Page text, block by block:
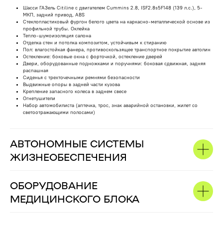
Шасси ГАЗель Citiline с двигателем Cummins 2.8, ISF2.8s5F148 (139 л.с.), 5-
МКП, задний привод, ABS
Стеклопластиковый фургон белого цвета на каркасно-металлической основе из
профильной трубы. Оклейка
Тепло-шумоизоляция салона
Отделка стен и потолка композитом, устойчивым к стиранию
Пол: влагостойкая фанера, противоскользящее транспортное покрытие автолин
Остекление: боковые окна с форточкой, остекление дверей
Двери, оборудованные подножками и поручнями: боковая сдвижная, задняя
распашная
Сиденья с трехточечными ремнями безопасности
Выдвижные опоры в задней части кузова
Крепление запасного колеса в заднем свесе
Огнетушители
Набор автомобилиста (аптечка, трос, знак аварийной остановки, жилет со
светоотражающими полосами)
АВТОНОМНЫЕ СИСТЕМЫ
ЖИЗНЕОБЕСПЕЧЕНИЯ
ОБОРУДОВАНИЕ
МЕДИЦИНСКОГО БЛОКА